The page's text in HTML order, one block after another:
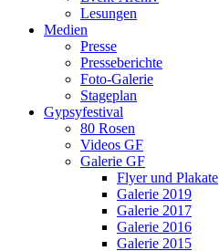
Lesungen
Medien
Presse
Presseberichte
Foto-Galerie
Stageplan
Gypsyfestival
80 Rosen
Videos GF
Galerie GF
Flyer und Plakate
Galerie 2019
Galerie 2017
Galerie 2016
Galerie 2015